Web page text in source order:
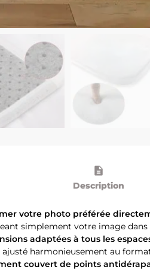
Description
votre photo préférée
simplement votre image dans
adaptées à tous les
harmonieusement au
couvert de points